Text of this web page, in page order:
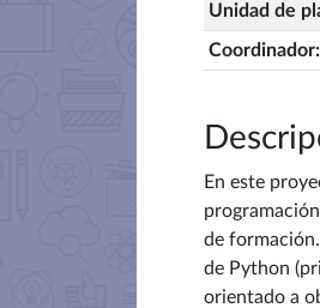
Unidad de
Coordinador:
En este
de
de Python
orientado a